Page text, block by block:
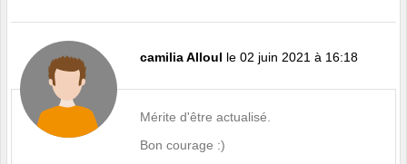
camilia Alloul le 02 juin 2021 à 16:18
Mérite d'être actualisé.
Bon courage :)